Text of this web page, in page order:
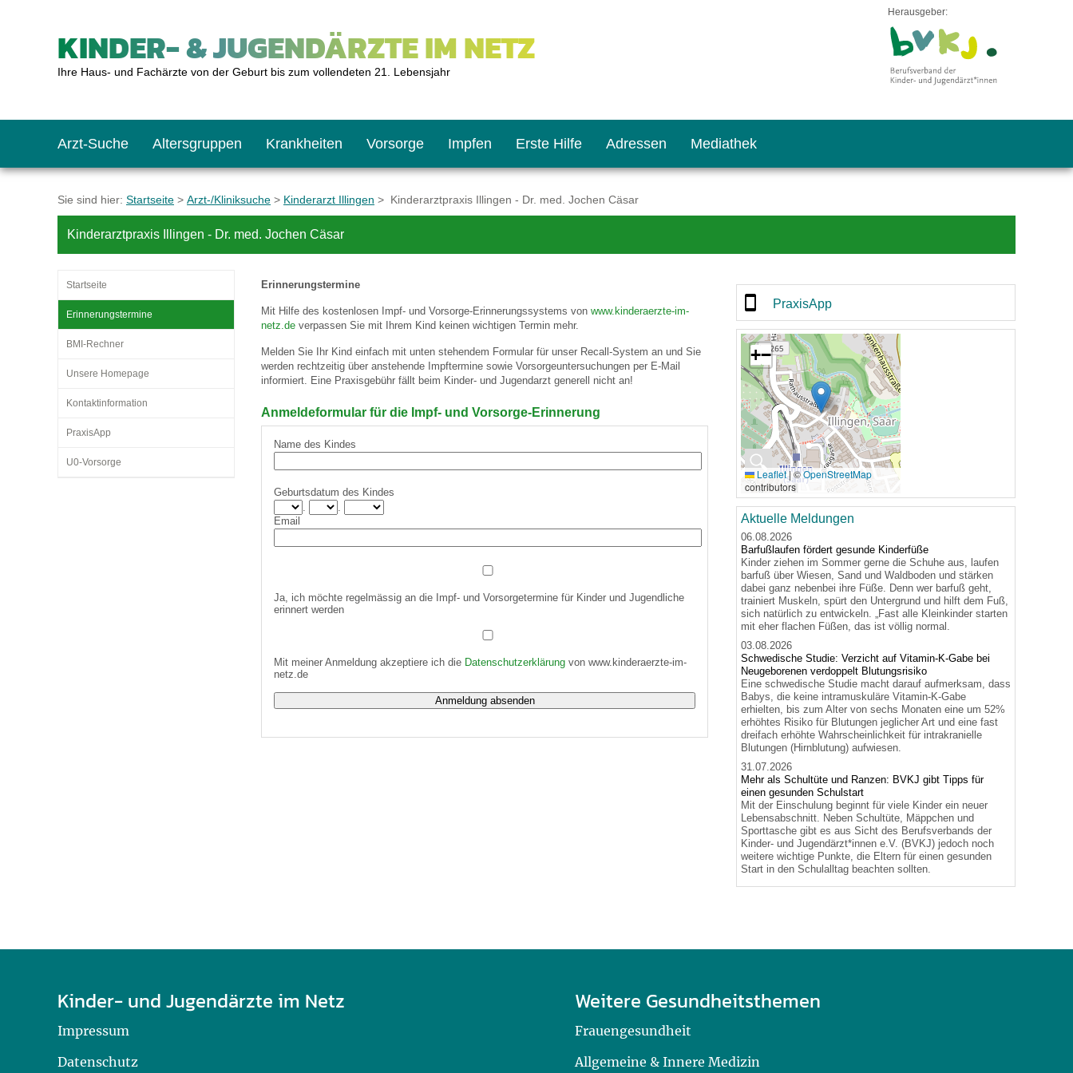
KINDER- & JUGENDÄRZTE IM NETZ
Ihre Haus- und Fachärzte von der Geburt bis zum vollendeten 21. Lebensjahr
Herausgeber:
Arzt-Suche Altersgruppen
Das erste Jahr
Jugendliche
Krankheiten Vorsorge
Baby: U1 bis U6
Teenager: J1 bis J2
Impfen
Impfkalender
Impfreaktionen
Impfsicherheit
Häufige Fragen
Recht auf Impfung
Erste Hilfe
Notrufnummern
Sofortmaßnahmen
Notdienste
Adressen
Notdienste
Link-Tipps
Mediathek
BMI-Rechner
Wachstum-Rechner
Empfehlungen zum Bildschirmmediengebrauch
Hörlexikon
Material zu den Vorsorgen
Broschüren und Informationsflyer
Familienzeit gesund gestalten
Sie sind hier: Startseite > Arzt-/Kliniksuche > Kinderarzt Illingen > Kinderarztpraxis Illingen - Dr. med. Jochen Cäsar
Kinderarztpraxis Illingen - Dr. med. Jochen Cäsar
Startseite
Erinnerungstermine
BMI-Rechner
Unsere Homepage
Kontaktinformation
PraxisApp
U0-Vorsorge
Erinnerungstermine
Mit Hilfe des kostenlosen Impf- und Vorsorge-Erinnerungssystems von www.kinderaerzte-im-
netz.de verpassen Sie mit Ihrem Kind keinen wichtigen Termin mehr.
Melden Sie Ihr Kind einfach mit unten stehendem Formular für unser Recall-System an und Sie
werden rechtzeitig über anstehende Impftermine sowie Vorsorgeuntersuchungen per E-Mail
informiert. Eine Praxisgebühr fällt beim Kinder- und Jugendarzt generell nicht an!
Anmeldeformular für die Impf- und Vorsorge-Erinnerung
Name des Kindes
Geburtsdatum des Kindes
.
.
Email
Ja, ich möchte regelmässig an die Impf- und Vorsorgetermine für Kinder und Jugendliche
erinnert werden
Mit meiner Anmeldung akzeptiere ich die Datenschutzerklärung von www.kinderaerzte-im-
netz.de
PraxisApp
🔍
+−
Leaflet|©OpenStreetMap
contributors
Aktuelle Meldungen
06.08.2026
Barfußlaufen fördert gesunde Kinderfüße
Kinder ziehen im Sommer gerne die Schuhe aus, laufen
barfuß über Wiesen, Sand und Waldboden und stärken
dabei ganz nebenbei ihre Füße. Denn wer barfuß geht,
trainiert Muskeln, spürt den Untergrund und hilft dem Fuß,
sich natürlich zu entwickeln. „Fast alle Kleinkinder starten
mit eher flachen Füßen, das ist völlig normal.
03.08.2026
Schwedische Studie: Verzicht auf Vitamin-K-Gabe bei
Neugeborenen verdoppelt Blutungsrisiko
Eine schwedische Studie macht darauf aufmerksam, dass
Babys, die keine intramuskuläre Vitamin-K-Gabe
erhielten, bis zum Alter von sechs Monaten eine um 52%
erhöhtes Risiko für Blutungen jeglicher Art und eine fast
dreifach erhöhte Wahrscheinlichkeit für intrakranielle
Blutungen (Hirnblutung) aufwiesen.
31.07.2026
Mehr als Schultüte und Ranzen: BVKJ gibt Tipps für
einen gesunden Schulstart
Mit der Einschulung beginnt für viele Kinder ein neuer
Lebensabschnitt. Neben Schultüte, Mäppchen und
Sporttasche gibt es aus Sicht des Berufsverbands der
Kinder- und Jugendärzt*innen e.V. (BVKJ) jedoch noch
weitere wichtige Punkte, die Eltern für einen gesunden
Start in den Schulalltag beachten sollten.
Kinder- und Jugendärzte im Netz
Impressum
Datenschutz
Weitere Gesundheitsthemen
Frauengesundheit
Allgemeine & Innere Medizin